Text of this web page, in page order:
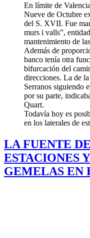
En límite de
Nueve de Octubre
del S. XVII. Fue
murs i valls”,
mantenimiento de
Además de
banco tenía otra
bifurcación del
direcciones. La de
Serranos siguiendo
por su parte,
Quart.
Todavía hoy es
en los laterales de
LA FUENTE
ESTACIONES
GEMELAS EN